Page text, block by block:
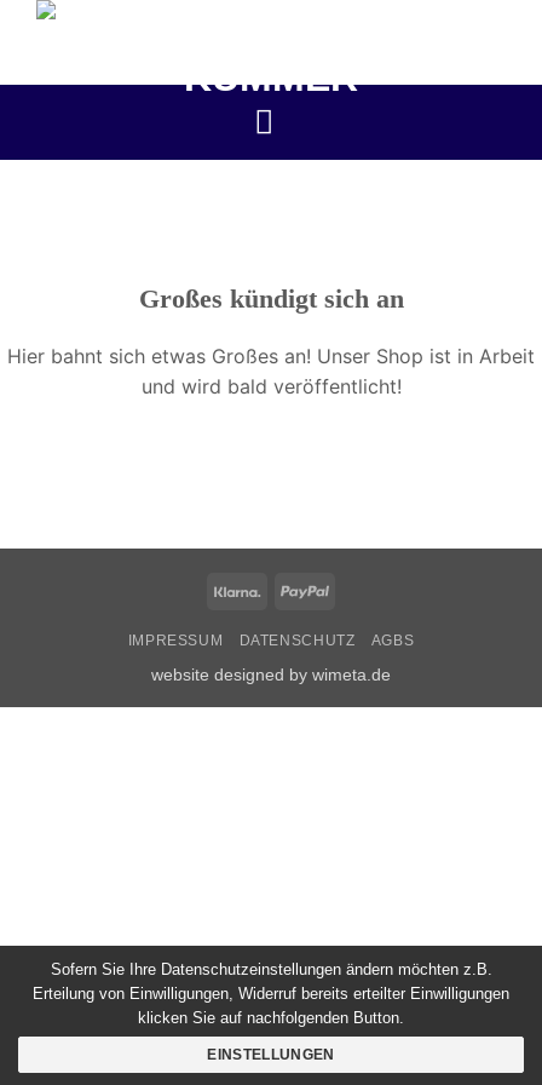
Großes kündigt sich an
Hier bahnt sich etwas Großes an! Unser Shop ist in Arbeit
und wird bald veröffentlicht!
Klarna PayPal
IMPRESSUM DATENSCHUTZ AGBS
website designed by wimeta.de
Sofern Sie Ihre Datenschutzeinstellungen ändern möchten z.B.
Erteilung von Einwilligungen, Widerruf bereits erteilter Einwilligungen
klicken Sie auf nachfolgenden Button.
EINSTELLUNGEN